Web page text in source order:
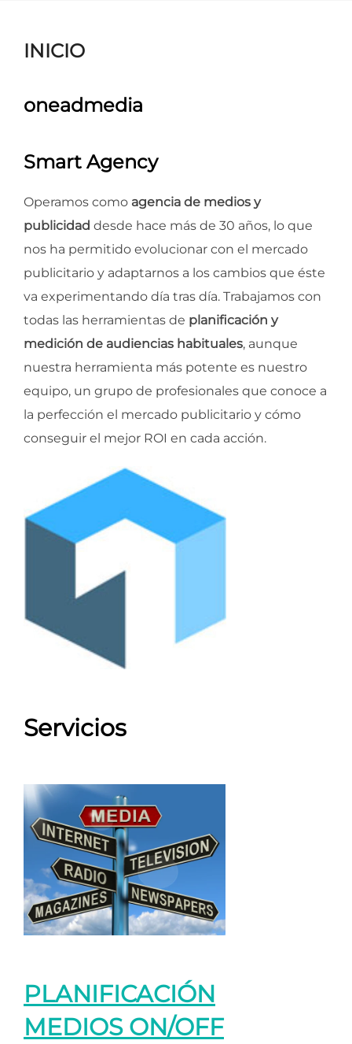
INICIO
oneadmedia
Smart Agency
Operamos como agencia de medios y
publicidad desde hace más de 30 años, lo que
nos ha permitido evolucionar con el mercado
publicitario y adaptarnos a los cambios que éste
va experimentando día tras día. Trabajamos con
todas las herramientas de planificación y
medición de audiencias habituales, aunque
nuestra herramienta más potente es nuestro
equipo, un grupo de profesionales que conoce a
la perfección el mercado publicitario y cómo
conseguir el mejor ROI en cada acción.
Servicios
PLANIFICACIÓN
MEDIOS ON/OFF